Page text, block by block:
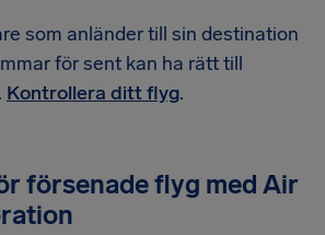
som anländer till sin destination
för sent kan ha rätt till
Kontrollera ditt flyg.
försenade flyg med Air